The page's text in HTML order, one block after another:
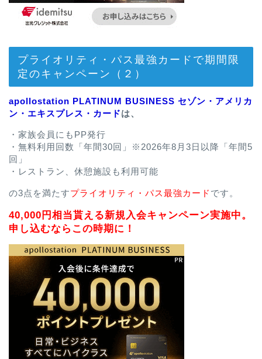
プライオリティ・パス最強カードで期間限
定のキャンペーン（２）
apollostation PLATINUM BUSINESS セゾン・アメリカ
ン・エキスプレス・カードは、
・家族会員にもPP発行
・無料利用回数「年間30回」※2026年8月3日以降「年間5
回」
・レストラン、休憩施設も利用可能
の3点を満たすプライオリティ・パス最強カード です。
40,000円相当貰える新規入会キャンペーン実施中。
申し込むならこの時期に！